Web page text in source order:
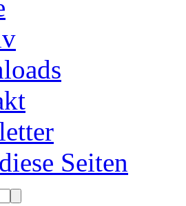
Seiten